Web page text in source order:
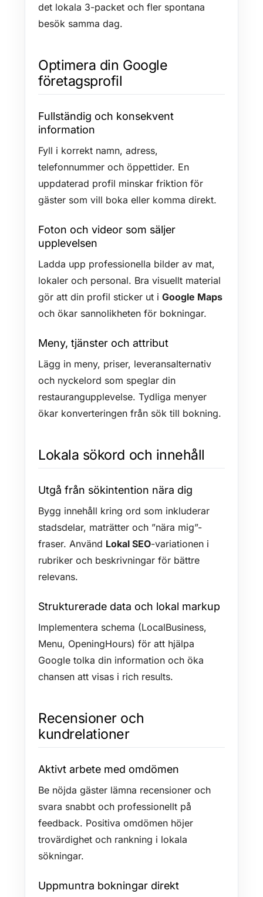
det lokala 3-packet och fler spontana
besök samma dag.
Optimera din Google
företagsprofil
Fullständig och konsekvent
information
Fyll i korrekt namn, adress,
telefonnummer och öppettider. En
uppdaterad profil minskar friktion för
gäster som vill boka eller komma direkt.
Foton och videor som säljer
upplevelsen
Ladda upp professionella bilder av mat,
lokaler och personal. Bra visuellt material
gör att din profil sticker ut i Google Maps
och ökar sannolikheten för bokningar.
Meny, tjänster och attribut
Lägg in meny, priser, leveransalternativ
och nyckelord som speglar din
restaurangupplevelse. Tydliga menyer
ökar konverteringen från sök till bokning.
Lokala sökord och innehåll
Utgå från sökintention nära dig
Bygg innehåll kring ord som inkluderar
stadsdelar, maträtter och ”nära mig”-
fraser. Använd Lokal SEO-variationen i
rubriker och beskrivningar för bättre
relevans.
Strukturerade data och lokal markup
Implementera schema (LocalBusiness,
Menu, OpeningHours) för att hjälpa
Google tolka din information och öka
chansen att visas i rich results.
Recensioner och
kundrelationer
Aktivt arbete med omdömen
Be nöjda gäster lämna recensioner och
svara snabbt och professionellt på
feedback. Positiva omdömen höjer
trovärdighet och rankning i lokala
sökningar.
Uppmuntra bokningar direkt